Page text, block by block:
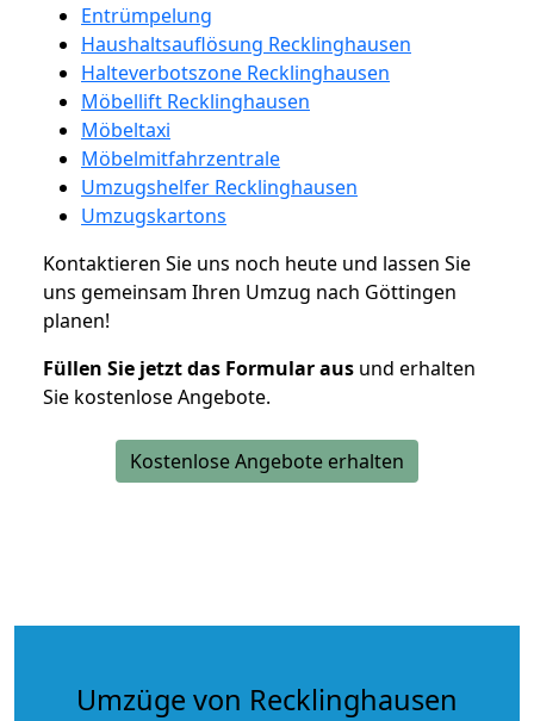
Entrümpelung
Haushaltsauflösung Recklinghausen
Halteverbotszone Recklinghausen
Möbellift Recklinghausen
Möbeltaxi
Möbelmitfahrzentrale
Umzugshelfer Recklinghausen
Umzugskartons
Kontaktieren Sie uns noch heute und lassen Sie
uns gemeinsam Ihren Umzug nach Göttingen
planen!
Füllen Sie jetzt das Formular aus und erhalten
Sie kostenlose Angebote.
Kostenlose Angebote erhalten
Umzüge von Recklinghausen